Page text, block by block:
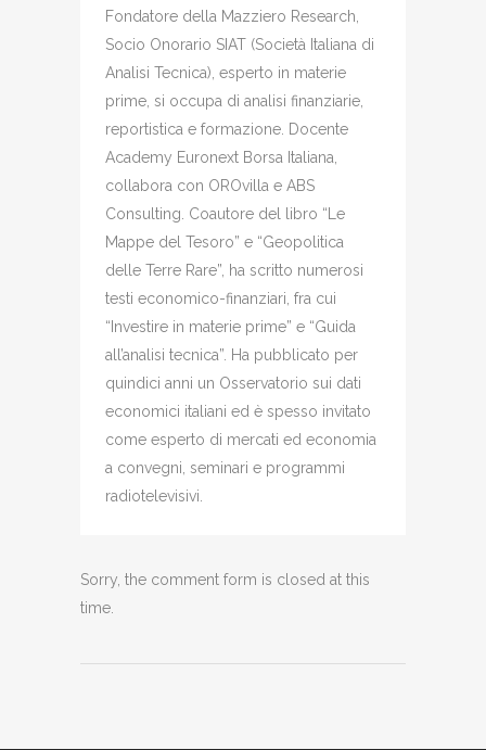
Fondatore della Mazziero Research,
Socio Onorario SIAT (Società Italiana di
Analisi Tecnica), esperto in materie
prime, si occupa di analisi finanziarie,
reportistica e formazione. Docente
Academy Euronext Borsa Italiana,
collabora con OROvilla e ABS
Consulting. Coautore del libro “Le
Mappe del Tesoro” e “Geopolitica
delle Terre Rare”, ha scritto numerosi
testi economico-finanziari, fra cui
“Investire in materie prime” e “Guida
all’analisi tecnica”. Ha pubblicato per
quindici anni un Osservatorio sui dati
economici italiani ed è spesso invitato
come esperto di mercati ed economia
a convegni, seminari e programmi
radiotelevisivi.
Sorry, the comment form is closed at this
time.